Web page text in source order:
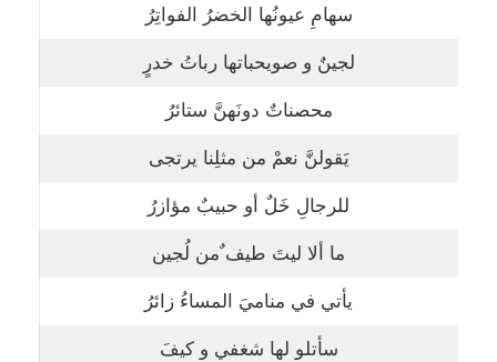
سهامِ عيونُها الخضرُ الفواتِرُ
لجينٌ و صويحباتها رباتُ خدرٍ
محصناتٌ دونَهنَّ ستائرُ
يَقولنَّ نعمْ من مثلِنا يرتجى
للرجالِ خَلٌ أو حبيبٌ مؤازرُ
ما ألا ليتَ طيف ٌمن لُجين
يأتي في مناميَ المساءُ زائرُ
سأتلو لها شغفي و كيفَ